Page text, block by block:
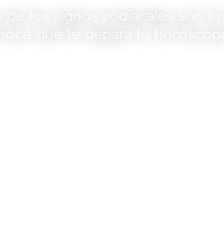
qué te depara tu horóscopo.